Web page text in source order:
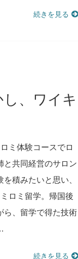
続きを見る
、ワイキ
ミ体験コースでロ
と共同経営のサロン
積みたいと思い、
ロミ留学。帰国後
ら、留学で得た技術
続きを見る